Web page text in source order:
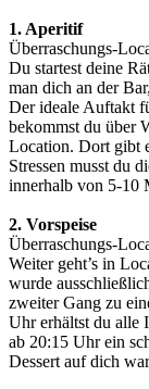
1. Aperitif
Überraschungs-
Du startest deine
man dich an der
Der ideale Auftakt
bekommst du über
Location. Dort gibt
Stressen musst du
innerhalb von 5-10
2. Vorspeise
Überraschungs-
Weiter geht’s in
wurde
zweiter Gang zu
Uhr erhältst du alle
ab 20:15 Uhr ein
Dessert auf dich